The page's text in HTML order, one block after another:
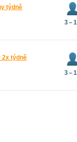
týdně
3 –
2x týdně
3 –